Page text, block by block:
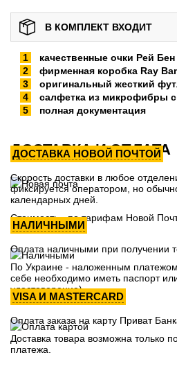
В КОМПЛЕКТ ВХОДИТ
качественные очки Рей Бен
фирменная коробка Ray
оригинальный жесткий
салфетка из микрофибры с
полная документация
ДОСТАВКА И ОПЛАТА
ДОСТАВКА НОВОЙ ПОЧТОЙ
Скорость доставки в любое
фиксируется оператором, но
календарных дней.
Стоимость - по тарифам Новой
НАЛИЧНЫМИ
Оплата наличными при получении
По Украине - наложенным
себе необходимо иметь паспорт
удостоверение)
VISA И MASTERCARD
Оплата заказа на карту Приват
Доставка товара возможна только
платежа.